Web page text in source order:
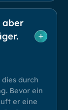
aber
dies durch
Bevor ein
er eine